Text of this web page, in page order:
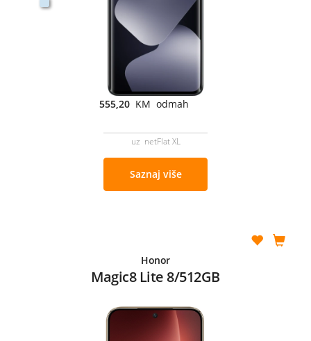
555,20 KM odmah
uz netFlat XL
Saznaj više
Honor
Magic8 Lite 8/512GB